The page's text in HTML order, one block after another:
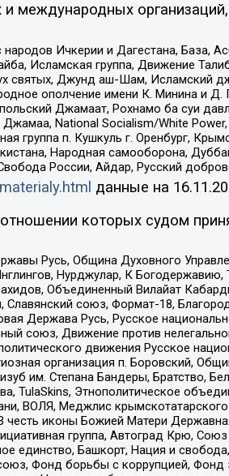
Ичкерии и Дагестана, База,
Исламская группа, Движение
святых, Джунд аш-Шам, Исламский
ополчение имени К. Минина и Д.
Джамаат, Рохнамо ба суи
National Socialism/White Power,
группа п. Кушкуль г. Оренбург,
Народная самооборона,
России, Айдар, Русский
данные на
которых судом
Русь, Община Духовного
Нурджулар, К Богодержавию,
Объединенный Вилайат
Славянский союз, Формат-18,
Держава Русь, Русское
союз, Движение против
движения Русское
организация п. Боровский,
им. Степана Бандеры, Братство,
TulaSkins, Этнополитическое
ВОЛЯ, Меджлис
иконы Божией Матери
группа, Автоград Крю, Союз
единство, Башкорт, Нация и
Фонд борьбы с коррупцией,